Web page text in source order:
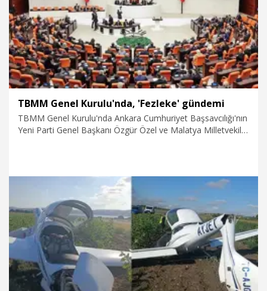
TBMM Genel Kurulu'nda, 'Fezleke' gündemi
TBMM Genel Kurulu'nda Ankara Cumhuriyet Başsavcılığı'nın
Yeni Parti Genel Başkanı Özgür Özel ve Malatya Milletvekili
başkanvekilleri değerlendirmelerde bulundu.
7.08.2026 Politika